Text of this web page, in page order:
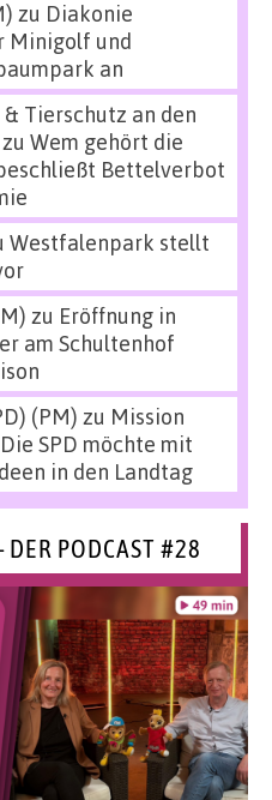
zu Diakonie
Minigolf und
an
Tierschutz an den
zu Wem gehört die
Bettelverbot
Westfalenpark stellt
zu Eröffnung in
am Schultenhof
(PM) zu Mission
SPD möchte mit
in den Landtag
DER PODCAST #28